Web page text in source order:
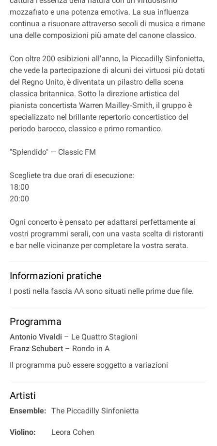
mozzafiato e una potenza emotiva. La sua influenza
continua a risuonare attraverso secoli di musica e rimane
una delle composizioni più amate del canone classico.
Con oltre 200 esibizioni all'anno, la Piccadilly Sinfonietta,
che vede la partecipazione di alcuni dei virtuosi più dotati
del Regno Unito, è diventata un pilastro della scena
classica britannica. Sotto la direzione artistica del
pianista concertista Warren Mailley‐Smith, il gruppo è
specializzato nel brillante repertorio concertistico del
periodo barocco, classico e primo romantico.
"Splendido" — Classic FM
Scegliete tra due orari di esecuzione:
18:00
20:00
Ogni concerto è pensato per adattarsi perfettamente ai
vostri programmi serali, con una vasta scelta di ristoranti
e bar nelle vicinanze per completare la vostra serata.
Informazioni pratiche
I posti nella fascia AA sono situati nelle prime due file.
Programma
Antonio Vivaldi – Le Quattro Stagioni
Franz Schubert – Rondo in A
Il programma può essere soggetto a variazioni
Artisti
Ensemble: The Piccadilly Sinfonietta
Violino: Leora Cohen